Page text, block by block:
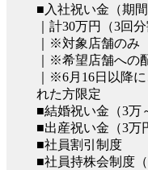
■入社祝い金（期間
｜計30万円（3回分
｜※対象店舗のみ
｜※希望店舗への
｜※6月16日以降
れた方限定
■結婚祝い金（3万
■出産祝い金（3万
■社員割引制度
■社員持株会制度